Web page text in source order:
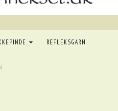
REFLEKSGARN